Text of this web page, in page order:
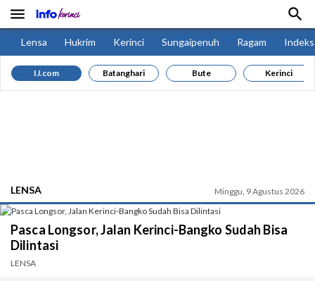
 
Lensa Hukrim Kerinci Sungaipenuh Ragam Indeks
IJ.com Batanghari Bute Kerinci
LENSA Minggu, 9 Agustus 2026
Pasca Longsor, Jalan Kerinci-Bangko Sudah Bisa
Dilintasi
LENSA